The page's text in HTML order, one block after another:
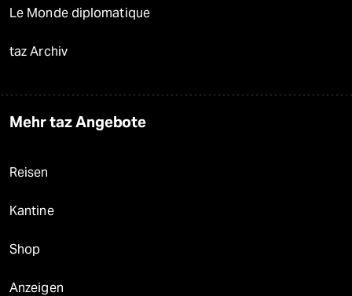
Le Monde diplomatique
taz Archiv
Mehr taz Angebote
Reisen
Kantine
Shop
Anzeigen